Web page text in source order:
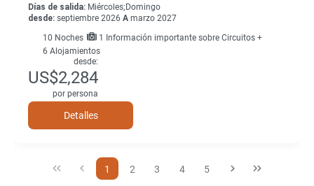
Días de salida: Miércoles;Domingo
desde: septiembre 2026 A marzo 2027
10 Noches
1 Información importante sobre Circuitos +
6 Alojamientos
desde:
US$2,284
por persona
Detalles
1 2 3 4 5